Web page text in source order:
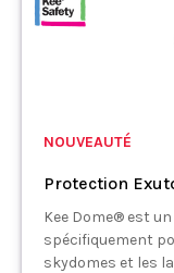
NOUVEAUTÉ
Protection
Kee Dome® est
spécifiquement
skydomes et les